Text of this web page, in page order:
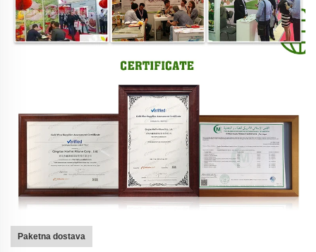
Paketna dostava